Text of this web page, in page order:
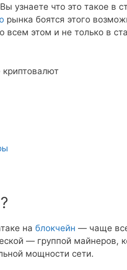
узнаете что это такое в
рынка боятся этого
всем этом и не только в
на блокчейн — чаще
— группой майнеров,
мощности сети.